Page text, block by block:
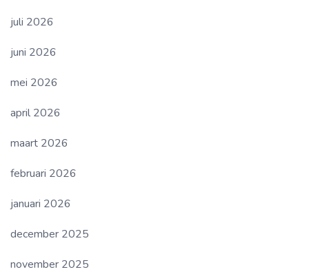
juli 2026
juni 2026
mei 2026
april 2026
maart 2026
februari 2026
januari 2026
december 2025
november 2025